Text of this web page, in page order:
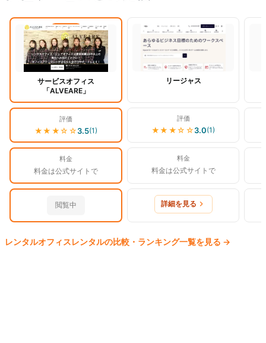
閲覧中
サービスオフィス
「ALVEARE」
リージャス
評価
★★★☆☆3.5(1)
評価
★★★☆☆3.0(1)
料金
料金は公式サイトで
料金
料金は公式サイトで
閲覧中 詳細を見る
レンタルオフィスレンタルの比較・ランキング一覧を見る →